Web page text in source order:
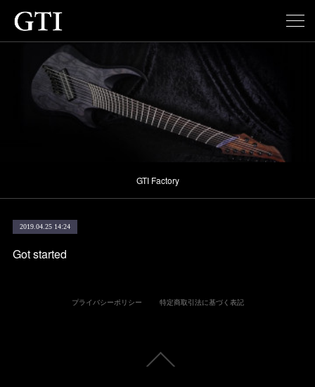
GTI Factory
2019.04.25 14:24
Got started
プライバシーポリシー 特定商取引法に基づく表記